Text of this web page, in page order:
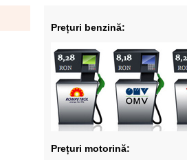
Prețuri benzină:
Prețuri motorină: